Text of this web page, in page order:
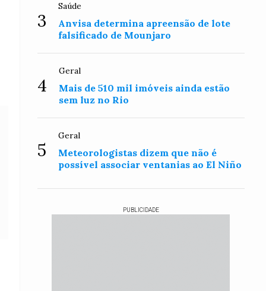
3
Saúde
Anvisa determina apreensão de lote
falsificado de Mounjaro
4
Geral
Mais de 510 mil imóveis ainda estão
sem luz no Rio
5
Geral
Meteorologistas dizem que não é
possível associar ventanias ao El Niño
PUBLICIDADE